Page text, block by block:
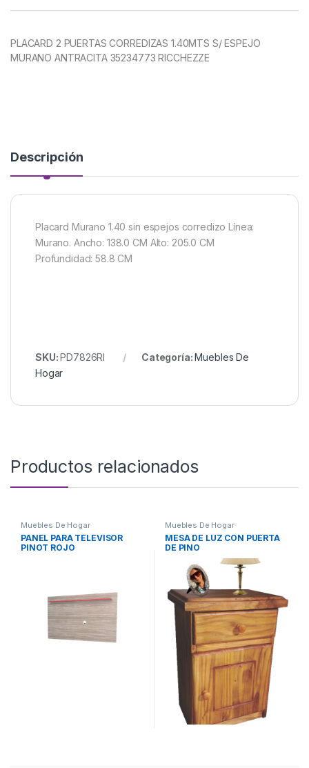
PLACARD 2 PUERTAS CORREDIZAS 1.40MTS S/ ESPEJO
MURANO ANTRACITA 35234773 RICCHEZZE
Descripción
Placard Murano 1.40 sin espejos corredizo Línea:
Murano. Ancho: 138.0 CM Alto: 205.0 CM
Profundidad: 58.8 CM
SKU:PD7826RI Categoría:Muebles De
Hogar
Productos relacionados
Muebles De Hogar
PANEL PARA TELEVISOR
PINOT ROJO
Muebles De Hogar
MESA DE LUZ CON PUERTA
DE PINO